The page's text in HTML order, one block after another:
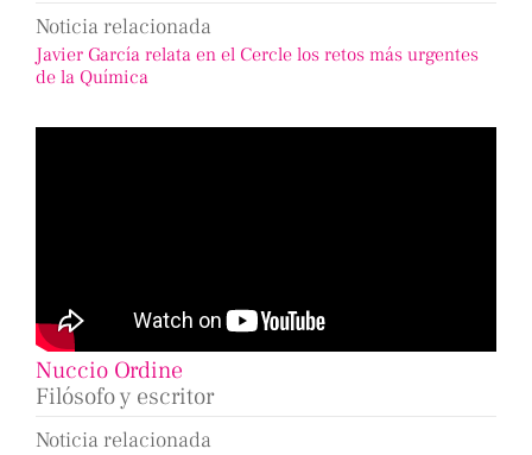
Noticia relacionada
Javier García relata en el Cercle los retos más urgentes
de la Química
Nuccio Ordine
Filósofo y escritor
Noticia relacionada